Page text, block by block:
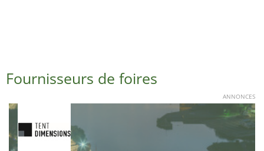
Fournisseurs de foires
ANNONCES